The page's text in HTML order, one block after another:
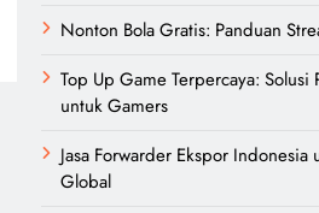
Nonton Bola Gratis: Panduan
Top Up Game Terpercaya: Solusi
untuk Gamers
Jasa Forwarder Ekspor
Global